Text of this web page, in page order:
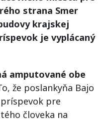
strana Smer
krajskej
je vyplácaný
amputované obe
že poslankyňa Bajo
pre
človeka na